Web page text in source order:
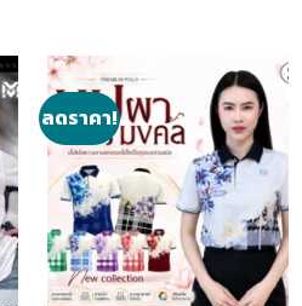
ลดราคา!